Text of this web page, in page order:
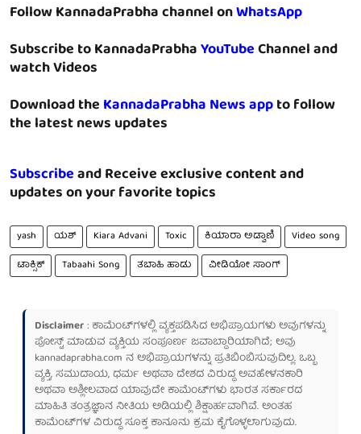
Follow KannadaPrabha channel onWhatsApp
Subscribe to KannadaPrabhaYouTubeChannel and
watch Videos
Download theKannadaPrabha News appto follow
the latest news updates
Subscribeand Receive exclusive content and
updates on your favorite topics
yash ಯಶ್ Kiara Advani Toxic ಕಿಯಾರಾ ಅಡ್ವಾಣಿ
Video song
ಟಾಕ್ಸಿಕ್
Tabaahi Song ತಬಾಹಿ ಹಾಡು ವೀಡಿಯೋ ಸಾಂಗ್
Disclaimer: ಕಾಮೆಂಟ್‌ಗಳಲ್ಲಿ ವ್ಯಕ್ತಪಡಿಸಿದ ಅಭಿಪ್ರಾಯಗಳು ಅವುಗಳನ್ನು
ಪೋಸ್ಟ್ ಮಾಡುವ ವ್ಯಕ್ತಿಯ ಸಂಪೂರ್ಣ ಜವಾಬ್ದಾರಿಯಾಗಿದೆ; ಅವು
kannadaprabha.com ನ ಅಭಿಪ್ರಾಯಗಳನ್ನು ಪ್ರತಿಬಿಂಬಿಸುವುದಿಲ್ಲ. ಒಬ್ಬ
ವ್ಯಕ್ತಿ, ಸಮುದಾಯ, ಧರ್ಮ ಅಥವಾ ದೇಶದ ವಿರುದ್ಧ ಅವಹೇಳನಕಾರಿ
ಅಥವಾ ಅಶ್ಲೀಲವಾದ ಯಾವುದೇ ಕಾಮೆಂಟ್‌ಗಳು ಭಾರತ ಸರ್ಕಾರದ
ಮಾಹಿತಿ ತಂತ್ರಜ್ಞಾನ ನೀತಿಯ ಅಡಿಯಲ್ಲಿ ಶಿಕ್ಷಾರ್ಹವಾಗಿವೆ. ಅಂತಹ
ಕಾಮೆಂಟ್‌ಗಳ ವಿರುದ್ಧ ಸೂಕ್ತ ಕಾನೂನು ಕ್ರಮ ಕೈಗೊಳ್ಳಲಾಗುವುದು.